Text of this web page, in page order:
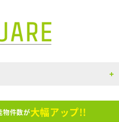
物件数が大幅アップ!!